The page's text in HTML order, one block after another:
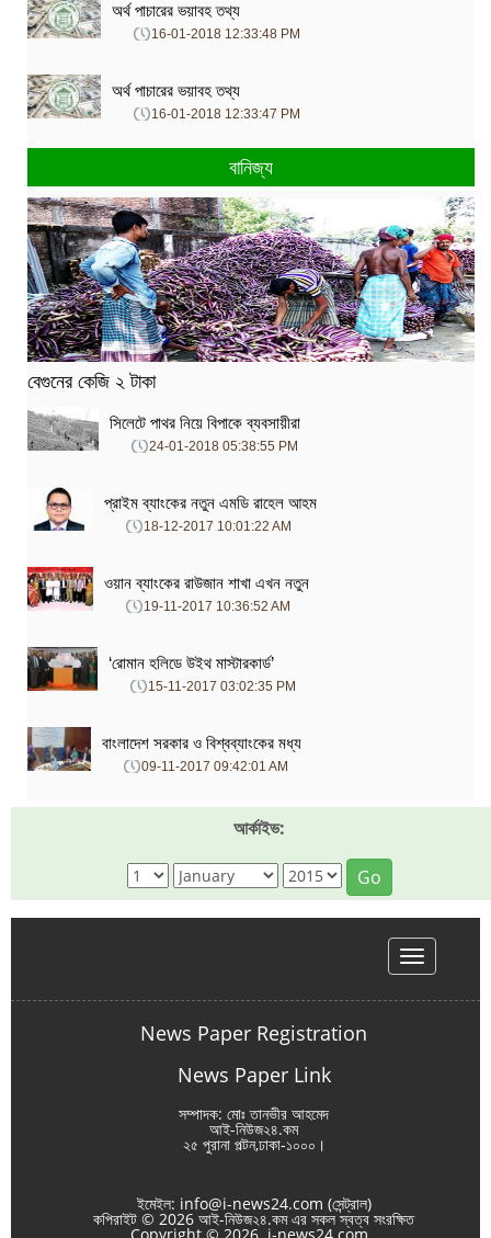
অর্থ পাচারের ভয়াবহ তথ্য
16-01-2018 12:33:48 PM
অর্থ পাচারের ভয়াবহ তথ্য
16-01-2018 12:33:47 PM
বানিজ্য
বেগুনের কেজি ২ টাকা
সিলেটে পাথর নিয়ে বিপাকে ব্যবসায়ীরা
24-01-2018 05:38:55 PM
প্রাইম ব্যাংকের নতুন এমডি রাহেল আহম
18-12-2017 10:01:22 AM
ওয়ান ব্যাংকের রাউজান শাখা এখন নতুন
19-11-2017 10:36:52 AM
‘রোমান হলিডে উইথ মাস্টারকার্ড’
15-11-2017 03:02:35 PM
বাংলাদেশ সরকার ও বিশ্বব্যাংকের মধ্য
09-11-2017 09:42:01 AM
আর্কাইভ:
Go
hello
News Paper Registration
News Paper Link
সম্পাদক: মোঃ তানভীর আহমেদ
আই-নিউজ২৪.কম
২৫ পুরানা পল্টন,ঢাকা-১০০০।
ইমেইল: info@i-news24.com (সেন্ট্রাল)
কপিরাইট © 2026 আই-নিউজ২৪.কম এর সকল স্বত্ব সংরক্ষিত